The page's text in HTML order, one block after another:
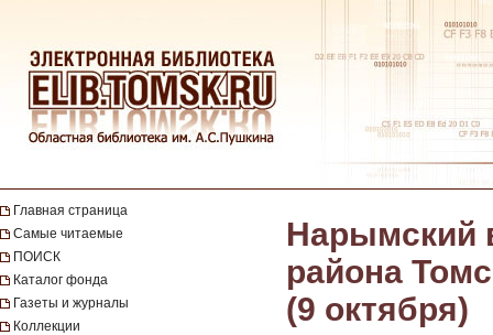
Главная страница
Самые читаемые
ПОИСК
Каталог фонда
Газеты и журналы
Коллекции
Нарымский
района
(9 октября)